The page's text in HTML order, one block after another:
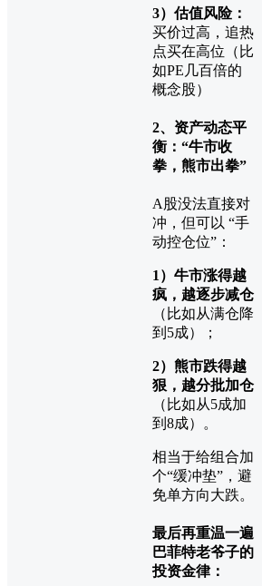
3）估值风险：
买价过高，追热
点买在高位（比
如PE几百倍的
概念股）
2、资产动态平
衡：“牛市收
拳，熊市出拳”
A股没法直接对
冲，但可以 “手
动控仓位”：
1）牛市涨得越
疯，越逐步减仓
（比如从满仓降
到5成）；
2）熊市跌得越
狠，越分批加仓
（比如从5成加
到8成）。
相当于给组合加
个“缓冲垫”，避
免单方向大跌。
最后再重温一遍
巴菲特老爷子的
投资金律：